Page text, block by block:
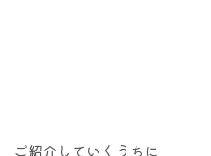
ご紹介していくうちに